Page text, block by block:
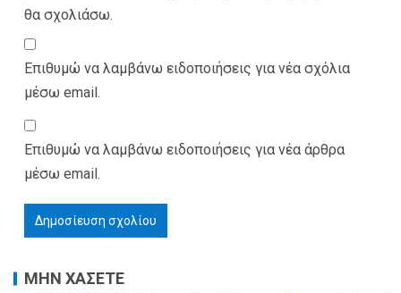
θα σχολιάσω.
Επιθυμώ να λαμβάνω ειδοποιήσεις για νέα σχόλια
μέσω email.
Επιθυμώ να λαμβάνω ειδοποιήσεις για νέα άρθρα
μέσω email.
ΜΗΝ ΧΑΣΕΤΕ